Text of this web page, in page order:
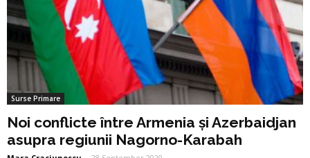
Surse Primare
Noi conflicte între Armenia și Azerbaidjan
asupra regiunii Nagorno-Karabah